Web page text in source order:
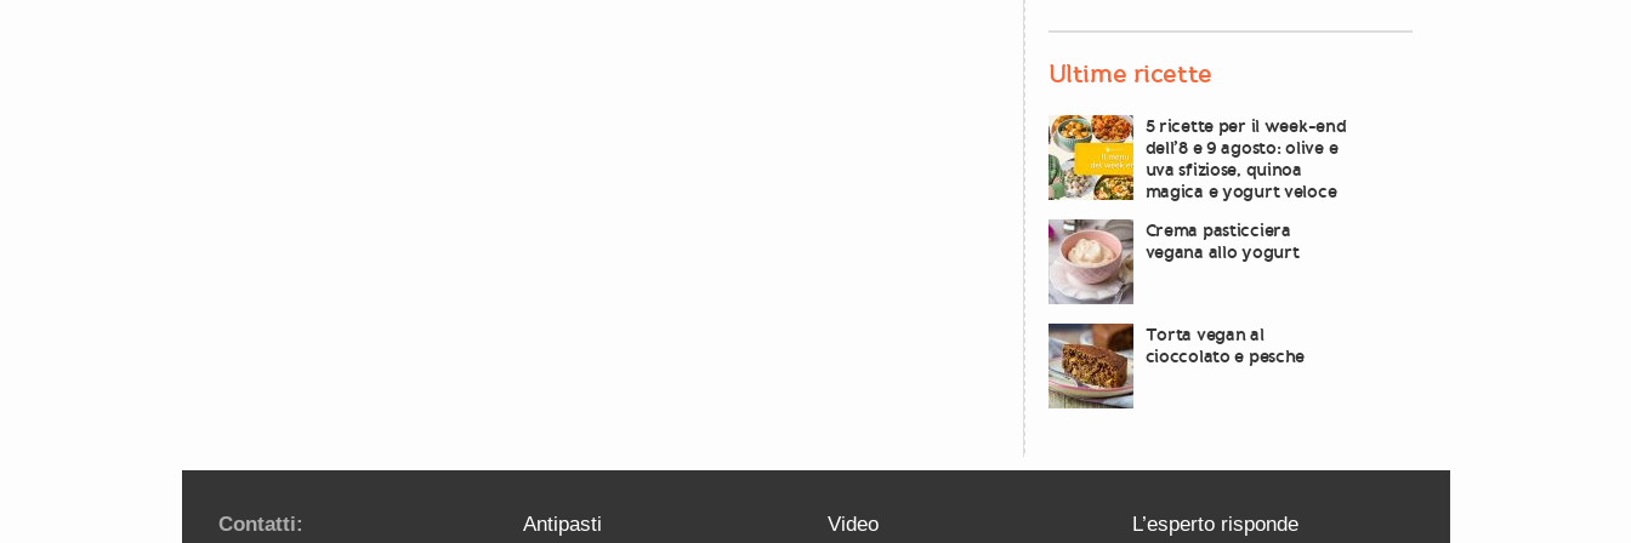
Ultime ricette
5 ricette per il week-end
dell’8 e 9 agosto: olive e
uva sfiziose, quinoa
magica e yogurt veloce
Crema pasticciera
vegana allo yogurt
Torta vegan al
cioccolato e pesche
Contatti: Antipasti Video L’esperto risponde